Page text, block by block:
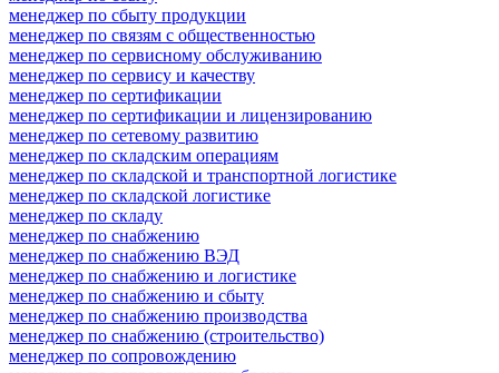
менеджер по сбыту продукции
менеджер по связям с общественностью
менеджер по сервисному обслуживанию
менеджер по сервису и качеству
менеджер по сертификации
менеджер по сертификации и лицензированию
менеджер по сетевому развитию
менеджер по складским операциям
менеджер по складской и транспортной логистике
менеджер по складской логистике
менеджер по складу
менеджер по снабжению
менеджер по снабжению ВЭД
менеджер по снабжению и логистике
менеджер по снабжению и сбыту
менеджер по снабжению производства
менеджер по снабжению (строительство)
менеджер по сопровождению